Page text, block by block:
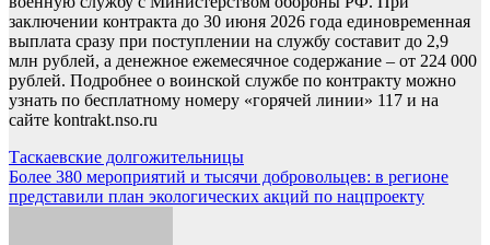
заключении контракта до 30 июня 2026 года единовременная
выплата сразу при поступлении на службу составит до 2,9
млн рублей, а денежное ежемесячное содержание – от 224 000
рублей. Подробнее о воинской службе по контракту можно
узнать по бесплатному номеру «горячей линии» 117 и на
сайте kontrakt.nso.ru
Навигация
по
Таскаевские долгожительницы
Более 380 мероприятий и тысячи добровольцев: в регионе
представили план экологических акций по нацпроекту